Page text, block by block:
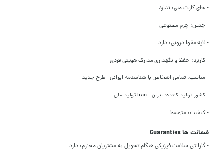
- جای کارت ملی: ندارد
- جنس: چرم مصنوعی
- لایه مقوا درونی: دارد
- کاربرد: حفظ و نگهداری مدارک هویتی فردی
- مناسب: تمامی اشخاص با شناسنامه ایرانی - طرح جدید
- کشور تولید کننده: ایران - Iran تولید ملی
- کیفیت: متوسط
ضمانت ها Guaranties
- گارانتی سلامت فیزیکی هنگام تحویل به مشتریان محترم: دارد